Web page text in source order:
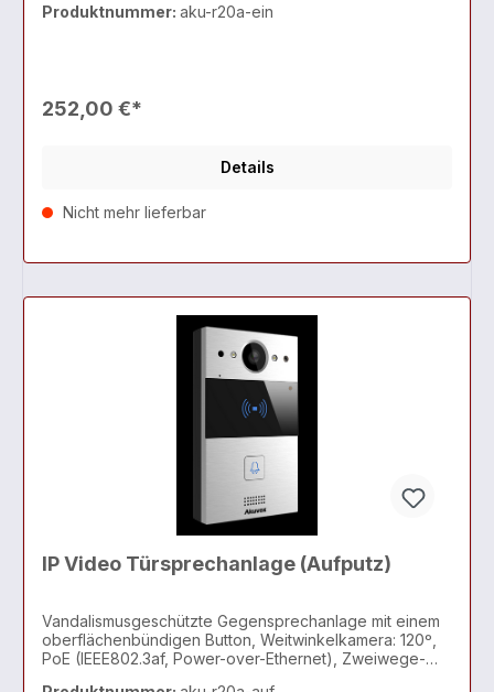
Cancel-Funktion, entspricht dem SIP-Standard zur
Produktnummer: aku-r20a-ein
252,00 €*
Details
Nicht mehr lieferbar
IP Video Türsprechanlage (Aufputz)
Vandalismusgeschützte Gegensprechanlage mit einem
oberflächenbündigen Button, Weitwinkelkamera: 120º,
PoE (IEEE802.3af, Power-over-Ethernet), Zweiwege-